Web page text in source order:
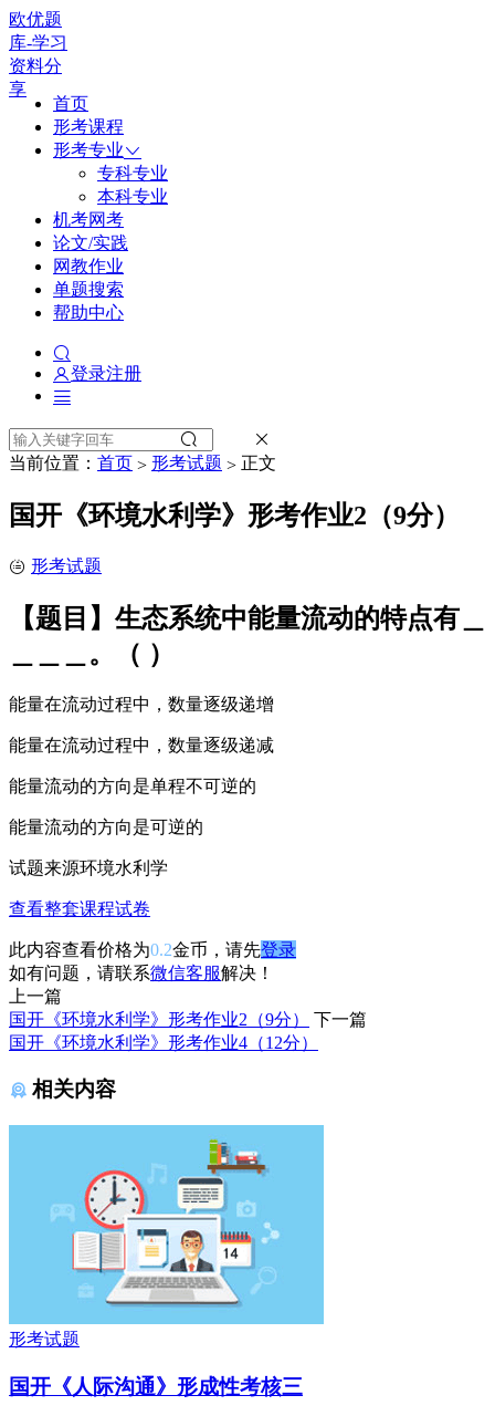
欧优题
库-学习
资料分
享
首页
形考课程
形考专业
专科专业
本科专业
机考网考
论文/实践
网教作业
单题搜索
帮助中心
登录注册
当前位置： 首页 形考试题 正文
国开《环境水利学》形考作业2（9分）
形考试题
【题目】生态系统中能量流动的特点有＿
＿＿＿。（ ）
能量在流动过程中，数量逐级递增
能量在流动过程中，数量逐级递减
能量流动的方向是单程不可逆的
能量流动的方向是可逆的
试题来源环境水利学
查看整套课程试卷
此内容查看价格为0.2金币，请先登录
如有问题，请联系微信客服解决！
上一篇
国开《环境水利学》形考作业2（9分）
下一篇
国开《环境水利学》形考作业4（12分）
相关内容
形考试题
国开《人际沟通》形成性考核三